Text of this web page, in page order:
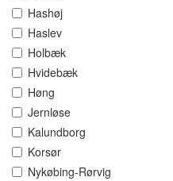
Hashøj
Haslev
Holbæk
Hvidebæk
Høng
Jernløse
Kalundborg
Korsør
Nykøbing-Rørvig